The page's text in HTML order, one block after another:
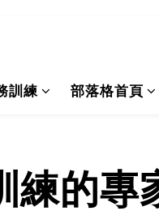
訓練 部落格首頁
練的專